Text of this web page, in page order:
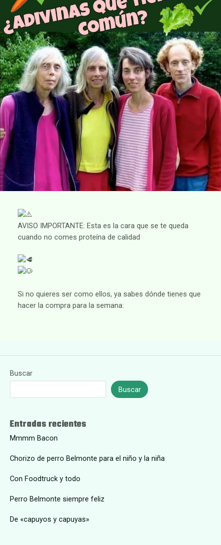
AVISO IMPORTANTE: Esta es la cara que se te queda
cuando no comes proteína de calidad
Si no quieres ser como ellos, ya sabes dónde tienes que
hacer la compra para la semana:
Buscar
Buscar
Entradas recientes
Mmmm Bacon
Chorizo de perro Belmonte para el niño y la niña
Con Foodtruck y todo
Perro Belmonte siempre feliz
De «capuyos y capuyas»